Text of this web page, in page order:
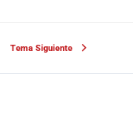
Tema Siguiente